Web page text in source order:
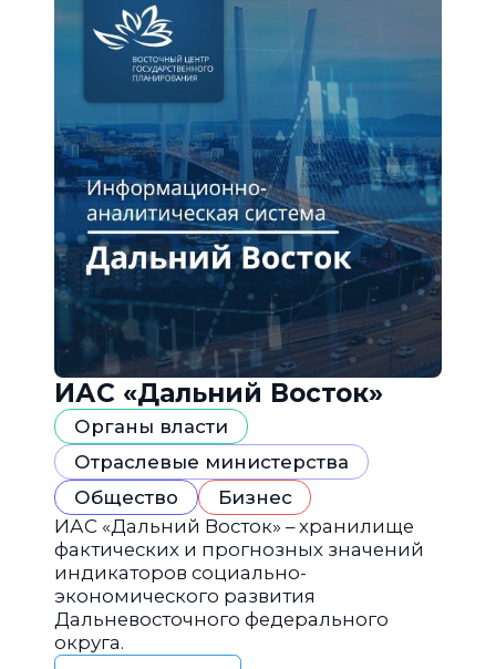
ИАС «Дальний Восток»
Органы власти
Отраслевые министерства
Общество
Бизнес
ИАС «Дальний Восток» – хранилище
фактических и прогнозных значений
индикаторов социально-
экономического развития
Дальневосточного федерального
округа.